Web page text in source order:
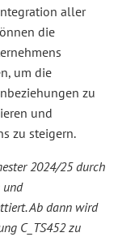
aller
die
um die
zu
und
zu steigern.
2024/25 durch
und
Ab dann wird
C_TS452 zu